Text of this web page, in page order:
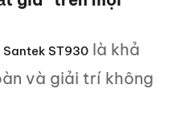
Santek ST930 là khả
và giải trí không